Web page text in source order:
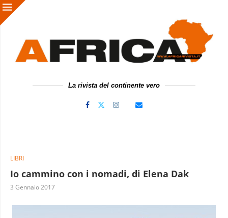
La rivista del continente vero
LIBRI
Io cammino con i nomadi, di Elena Dak
3 Gennaio 2017